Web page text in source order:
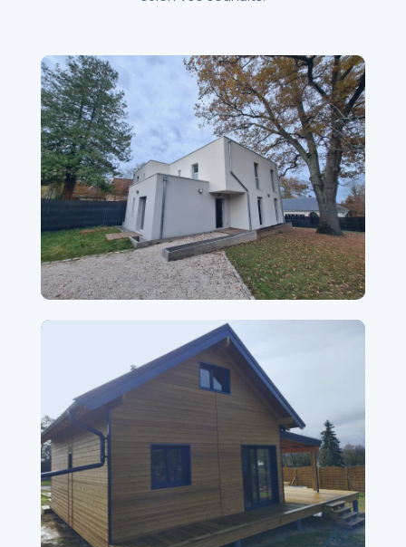
Maison 49m² — Design moderne
Val-de-Marne, 2 chambres, toit plat